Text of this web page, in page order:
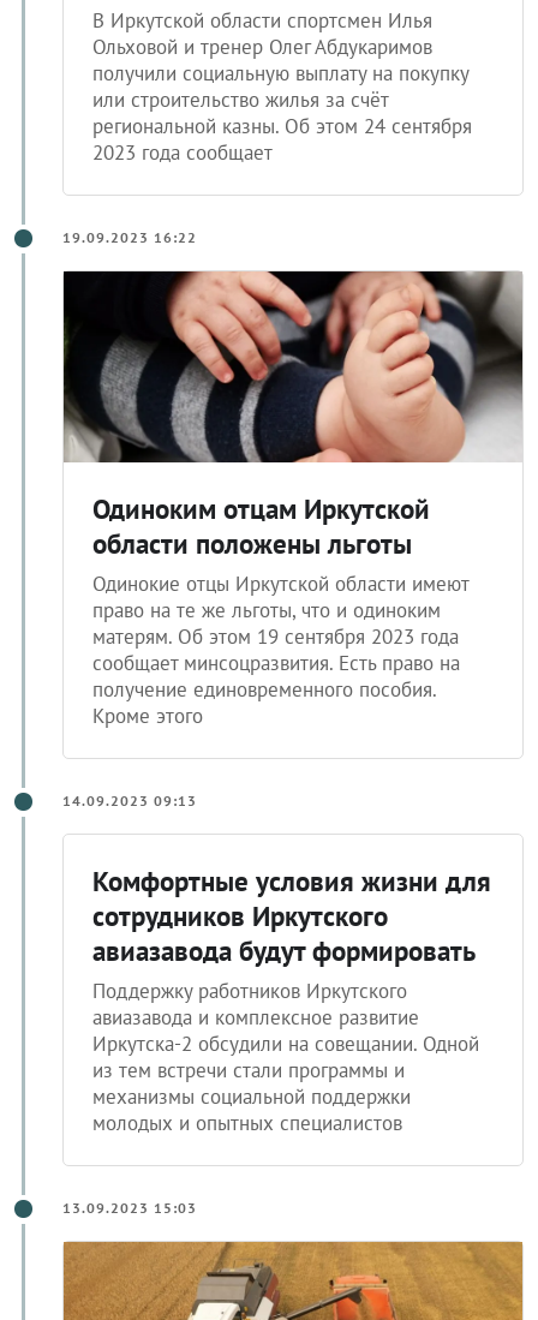
В Иркутской области спортсмен Илья
Ольховой и тренер Олег Абдукаримов
получили социальную выплату на покупку
или строительство жилья за счёт
региональной казны. Об этом 24 сентября
2023 года сообщает
19.09.2023 16:22
Одиноким отцам Иркутской
области положены льготы
Одинокие отцы Иркутской области имеют
право на те же льготы, что и одиноким
матерям. Об этом 19 сентября 2023 года
сообщает минсоцразвития. Есть право на
получение единовременного пособия.
Кроме этого
14.09.2023 09:13
Комфортные условия жизни для
сотрудников Иркутского
авиазавода будут формировать
Поддержку работников Иркутского
авиазавода и комплексное развитие
Иркутска-2 обсудили на совещании. Одной
из тем встречи стали программы и
механизмы социальной поддержки
молодых и опытных специалистов
13.09.2023 15:03